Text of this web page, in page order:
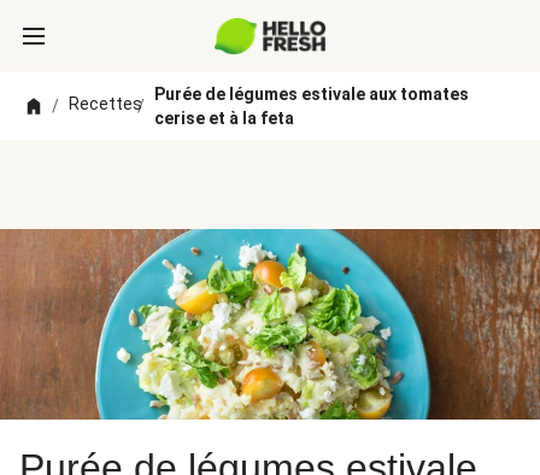
/ Recettes/
Purée de légumes estivale aux tomates
cerise et à la feta